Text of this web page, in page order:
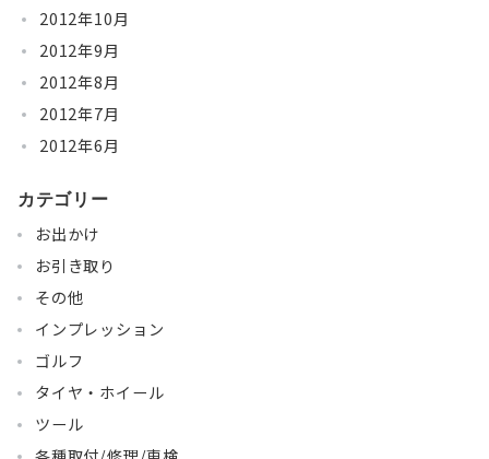
2012年10月
2012年9月
2012年8月
2012年7月
2012年6月
カテゴリー
お出かけ
お引き取り
その他
インプレッション
ゴルフ
タイヤ・ホイール
ツール